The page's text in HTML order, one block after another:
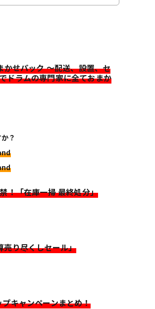
せパック ～配送、設置、セ
ドラムの専門家に全ておまか
？
！「在庫一掃 最終処分」
り尽くしセール」
キャンペーンまとめ！